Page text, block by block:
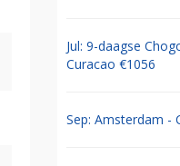
Jul: 9-daagse
Curacao €1056
Sep: Amsterdam -